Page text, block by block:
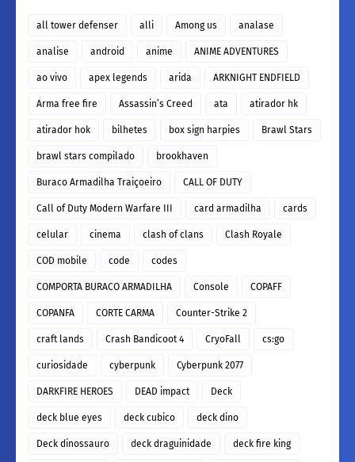
all tower defenser alli Among us analase
analise android anime ANIME ADVENTURES
ao vivo apex legends arida ARKNIGHT ENDFIELD
Arma free fire Assassin’s Creed ata atirador hk
atirador hok bilhetes box sign harpies Brawl Stars
brawl stars compilado brookhaven
Buraco Armadilha Traiçoeiro CALL OF DUTY
Call of Duty Modern Warfare III card armadilha cards
celular cinema clash of clans Clash Royale
COD mobile code codes
COMPORTA BURACO ARMADILHA Console COPAFF
COPANFA CORTE CARMA Counter-Strike 2
craft lands Crash Bandicoot 4 CryoFall cs:go
curiosidade cyberpunk Cyberpunk 2077
DARKFIRE HEROES DEAD impact Deck
deck blue eyes deck cubico deck dino
Deck dinossauro deck draguinidade deck fire king